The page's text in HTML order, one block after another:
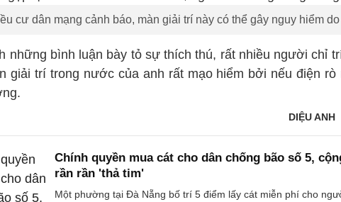
cư dân mạng cảnh báo, màn giải trí này có thể gây nguy hiểm
những bình luận bày tỏ sự thích thú, rất nhiều người chỉ
giải trí trong nước của anh rất mạo hiểm bởi nếu điện rò
DIỆU ANH
Chính quyền mua cát cho dân chống bão số 5,
rần rần 'thả tim'
Một phường tại Đà Nẵng bố trí 5 điểm lấy cát miễn phí cho